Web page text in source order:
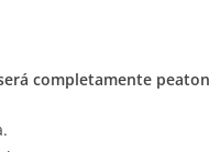
completamente